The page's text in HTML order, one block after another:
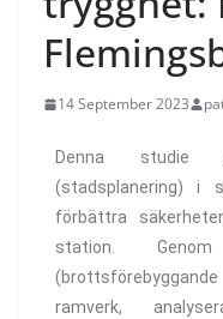
14 September 2023
Denna studie
(stadsplanering) i
förbättra
station.
ramverk,